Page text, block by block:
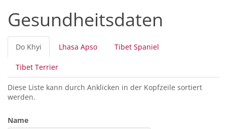
Gesundheitsdaten
Primäre
Reiter
Do Khyi (aktiver
Reiter)
Lhasa Apso Tibet Spaniel
Tibet Terrier
Diese Liste kann durch Anklicken in der Kopfzeile sortiert
werden.
Name